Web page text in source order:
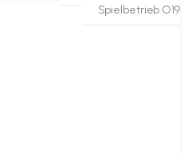
Spielbetrieb O19